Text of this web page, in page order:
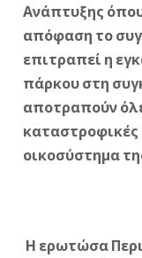
Ανάπτυξης
απόφαση το
επιτραπεί η
πάρκου στη
αποτραπούν
καταστροφικές
οικοσύστημα
Η ερωτώσα